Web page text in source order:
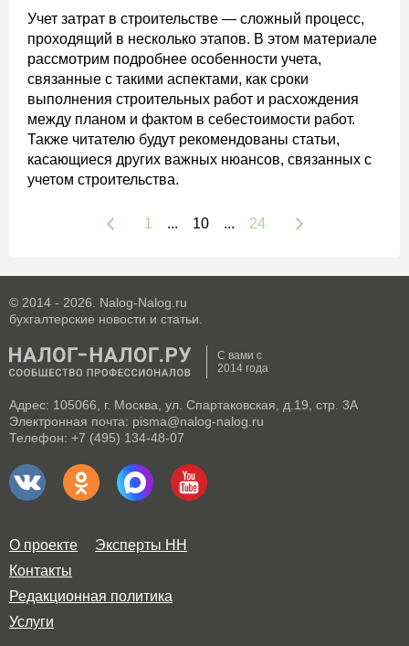
Учет затрат в строительстве — сложный процесс,
проходящий в несколько этапов. В этом материале
рассмотрим подробнее особенности учета,
связанные с такими аспектами, как сроки
выполнения строительных работ и расхождения
между планом и фактом в себестоимости работ.
Также читателю будут рекомендованы статьи,
касающиеся других важных нюансов, связанных с
учетом строительства.
1 ... 10 ... 24
© 2014 - 2026. Nalog-Nalog.ru
бухгалтерские новости и статьи.
С вами с
2014 года
Адрес: 105066, г. Москва, ул. Спартаковская, д.19, стр. 3А
Электронная почта: pisma@nalog-nalog.ru
Телефон: +7 (495) 134-48-07
О проекте
Эксперты НН
Контакты
Редакционная политика
Услуги